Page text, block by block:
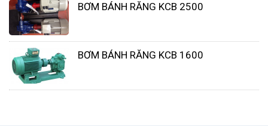
Ngoài việc nắm biết loại bơm đó hoạt động như
thế nào thì cần phải biết thêm các tính năng kỹ
thuật quan trọng sau:
Điện áp sử dụng: Chọn loại một pha 220V/
BƠM BÁNH RĂNG KCB 2500
BƠM BÁNH RĂNG KCB 1600